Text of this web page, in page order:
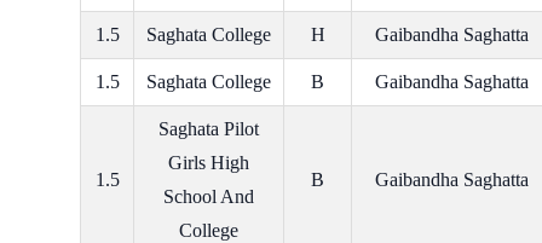
1.5 Saghata College H Gaibandha Saghatta
1.5 Saghata College B Gaibandha Saghatta
1.5
Saghata Pilot
Girls High
School And
College
B Gaibandha Saghatta